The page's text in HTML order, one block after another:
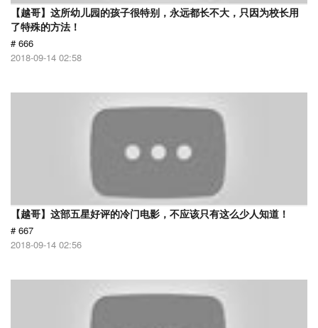
【越哥】这所幼儿园的孩子很特别，永远都长不大，只因为校长用
了特殊的方法！
# 666
2018-09-14 02:58
【越哥】这部五星好评的冷门电影，不应该只有这么少人知道！
# 667
2018-09-14 02:56